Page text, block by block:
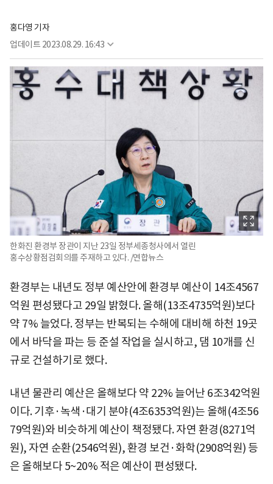
홍다영 기자
업데이트 2023.08.29. 16:43
한화진 환경부 장관이 지난 23일 정부세종청사에서 열린
홍수상황점검회의를 주재하고 있다. /연합뉴스
환경부는 내년도 정부 예산안에 환경부 예산이 14조4567
억원 편성됐다고 29일 밝혔다. 올해(13조4735억원)보다
약 7% 늘었다. 정부는 반복되는 수해에 대비해 하천 19곳
에서 바닥을 파는 등 준설 작업을 실시하고, 댐 10개를 신
규로 건설하기로 했다.
내년 물관리 예산은 올해보다 약 22% 늘어난 6조342억원
이다. 기후·녹색·대기 분야(4조6353억원)는 올해(4조56
79억원)와 비슷하게 예산이 책정됐다. 자연 환경(8271억
원), 자연 순환(2546억원), 환경 보건·화학(2908억원) 등
은 올해보다 5~20% 적은 예산이 편성됐다.